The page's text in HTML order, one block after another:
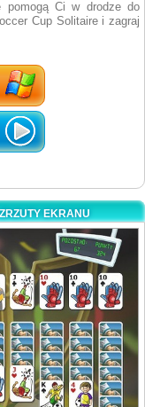
pomogą Ci w drodze do
Cup Solitaire i zagraj
EKRANU